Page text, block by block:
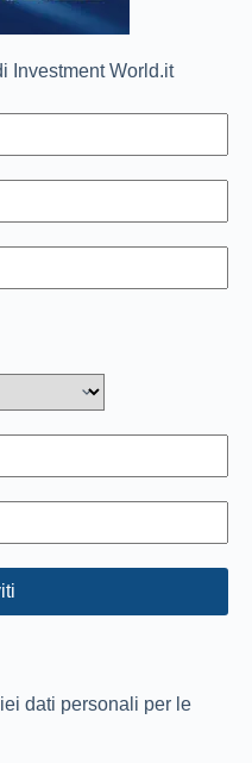
Investment World.it
dati personali per le